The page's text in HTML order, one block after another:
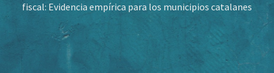
fiscal: Evidencia empírica para los municipios catalanes